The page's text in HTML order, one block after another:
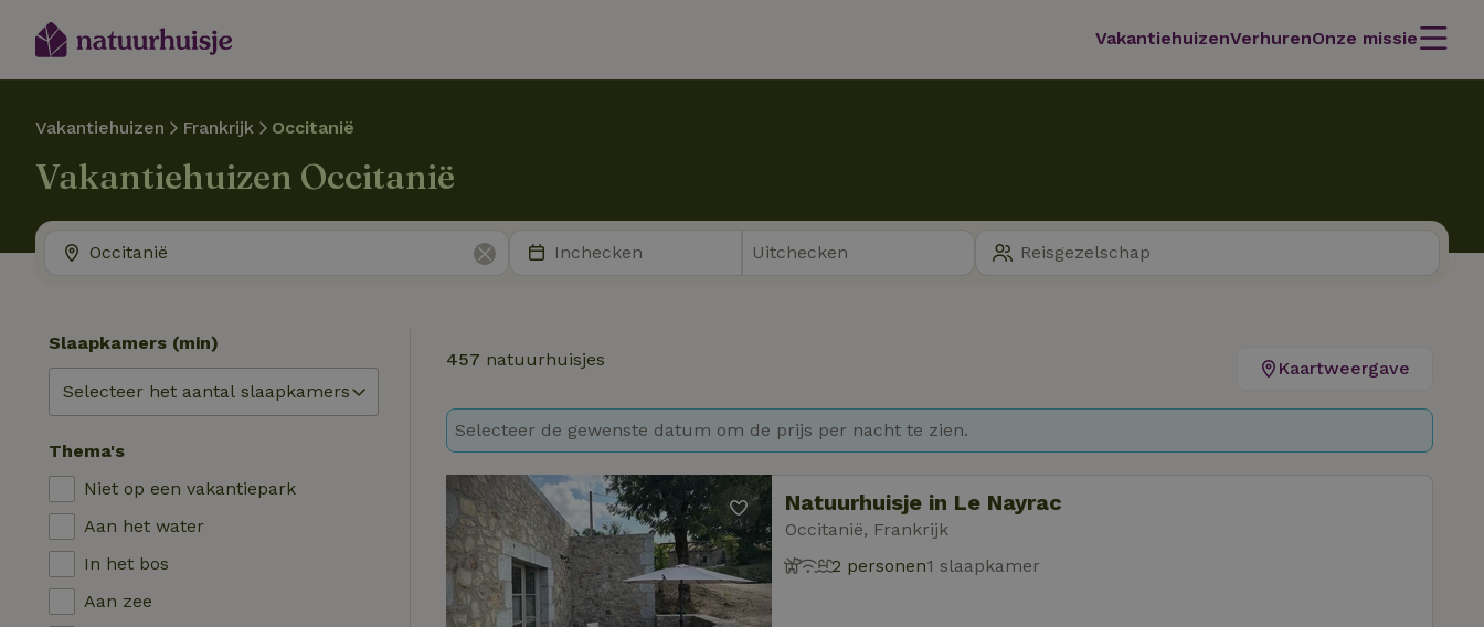
VakantiehuizenVerhurenOnze missie
Vakantiehuizen Frankrijk Occitanië
Vakantiehuizen Occitanië
457 natuurhuisjes Kaartweergave
Selecteer de gewenste datum om de prijs per nacht te zien.
Natuurhuisje in Le Nayrac
Occitanië, Frankrijk
2 personen1 slaapkamer
Slaapkamers (min)
Thema's
Niet op een vakantiepark
Aan het water
In het bos
Aan zee